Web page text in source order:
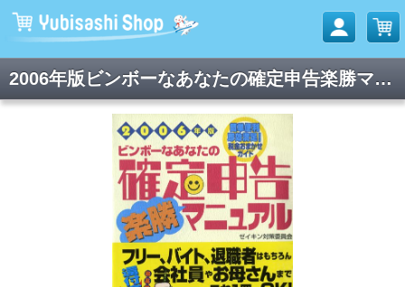
2006年版ビンボーなあなたの確定申告楽勝マニュアル